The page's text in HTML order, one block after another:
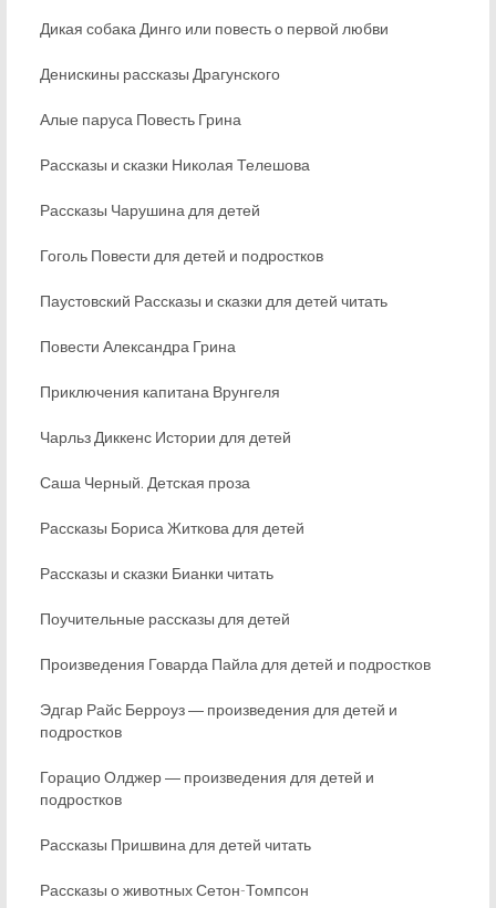
Дикая собака Динго или повесть о первой любви
Денискины рассказы Драгунского
Алые паруса Повесть Грина
Рассказы и сказки Николая Телешова
Рассказы Чарушина для детей
Гоголь Повести для детей и подростков
Паустовский Рассказы и сказки для детей читать
Повести Александра Грина
Приключения капитана Врунгеля
Чарльз Диккенс Истории для детей
Саша Черный. Детская проза
Рассказы Бориса Житкова для детей
Рассказы и сказки Бианки читать
Поучительные рассказы для детей
Произведения Говарда Пайла для детей и подростков
Эдгар Райс Берроуз ― произведения для детей и
подростков
Горацио Олджер ― произведения для детей и
подростков
Рассказы Пришвина для детей читать
Рассказы о животных Сетон-Томпсон